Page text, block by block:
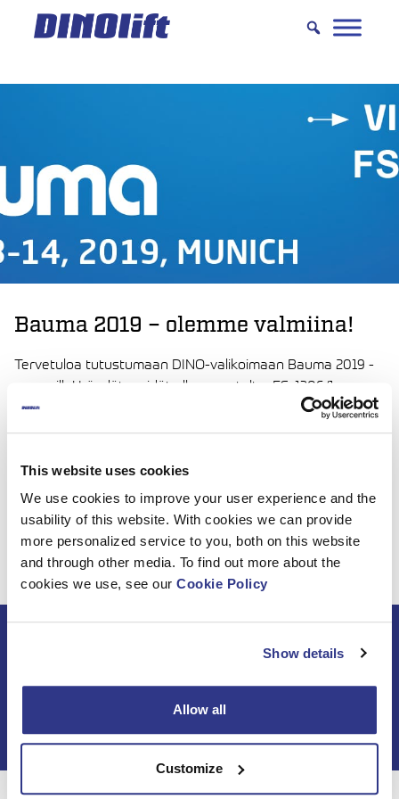
This website uses cookies
We use cookies to improve your user experience and the
usability of this website. With cookies we can provide
more personalized service to you, both on this website
and through other media. To find out more about the
cookies we use, see our Cookie Policy
Show details
Allow all
Customize
Hyppää
sisältöön
Bauma 2019 – olemme valmiina!
Tervetuloa tutustumaan DINO-valikoimaan Bauma 2019 -
messuilla! Löydät meidät ulko-osastolta FS. 1306/1.
Lisätietoja DINO-malleista, jotka ovat esittelyssä maailman
suurimmassa rakennuskonenäyttelyssä Münchenissä
Tilaa DINO-uutiskirje